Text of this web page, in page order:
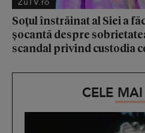
Soțul înstrăinat al Siei a
șocantă despre
scandal privind custodia
CELE